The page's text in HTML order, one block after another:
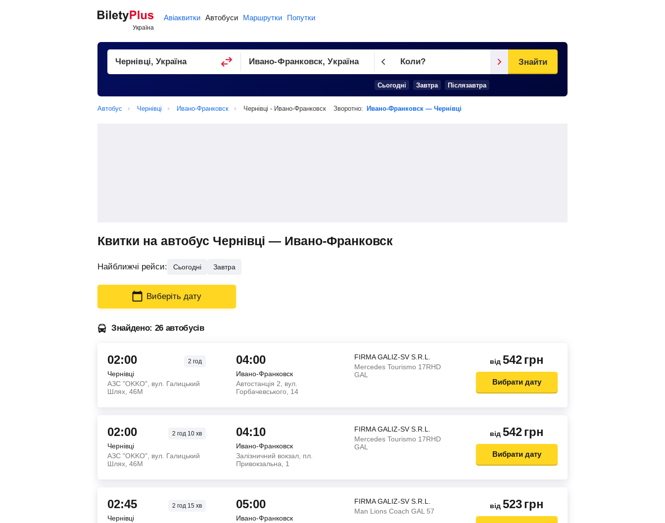
Авіаквитки Автобуси Маршрутки Попутки
Коли?
Cьогодні Завтра Післязавтра
Знайти
Автобус Чернівці Ивано-Франковск Чернівці - Ивано-Франковск Зворотно: Ивано-Франковск — Чернівці
Квитки на автобус Чернівці — Ивано-Франковск
Найближчі рейси: Сьогодні Завтра
Виберіть дату
Знайдено: 26 автобусів
02:00 2 год
Чернівці
АЗС "OKKO", вул. Галицький
Шлях, 46М
04:00
Ивано-Франковск
Автостанція 2, вул.
Горбачевського, 14
FIRMA GALIZ-SV S.R.L.
Mercedes Tourismo 17RHD
GAL
від 542грн
Вибрати дату
02:00 2 год10 хв
Чернівці
АЗС "OKKO", вул. Галицький
Шлях, 46М
04:10
Ивано-Франковск
Залізничний вокзал, пл.
Привокзальна, 1
FIRMA GALIZ-SV S.R.L.
Mercedes Tourismo 17RHD
GAL
від 542грн
Вибрати дату
02:45 2 год15 хв
Чернівці
05:00
Ивано-Франковск
FIRMA GALIZ-SV S.R.L.
Man Lions Coach GAL 57
від 523грн